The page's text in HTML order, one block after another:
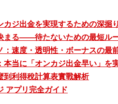
ジ出金を実現するための深掘
まる――待たないための最短ル
速度・透明性・ボーナスの最
当に「オンカジ出金早い」を
到利得稅計算表實戰解析
アプリ完全ガイド